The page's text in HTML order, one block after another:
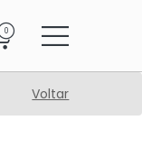
0
Voltar